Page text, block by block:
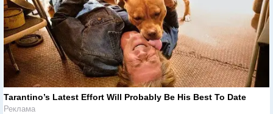
Tarantino’s Latest Effort Will Probably Be His Best To Date
Реклама